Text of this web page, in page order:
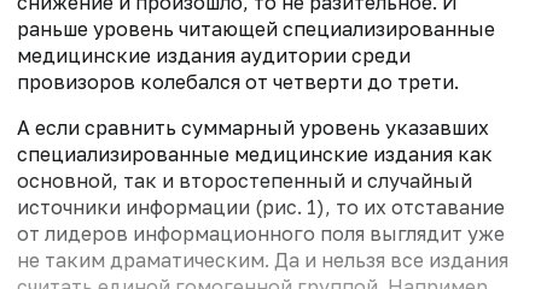
раньше уровень читающей специализированные
медицинские издания аудитории среди
провизоров колебался от четверти до трети.
А если сравнить суммарный уровень указавших
специализированные медицинские издания как
основной, так и второстепенный и случайный
источники информации (рис. 1), то их отставание
от лидеров информационного поля выглядит уже
не таким драматическим. Да и нельзя все издания